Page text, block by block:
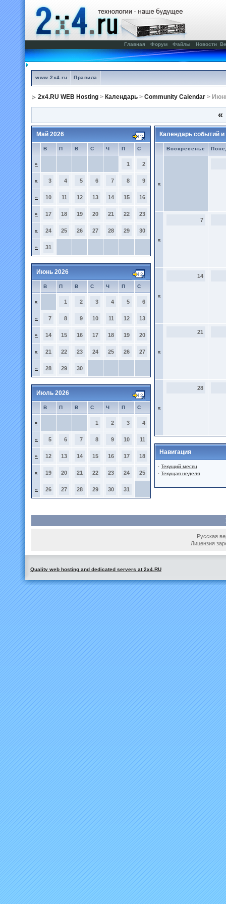
Главная Форум Файлы Новости
www.2x4.ru Правила
2x4.RU WEB Hosting > Календарь > Community Calendar >
«
Май 2026
В П В С Ч П С
» 1 2
» 3 4 5 6 7 8 9
» 10 11 12 13 14 15 16
» 17 18 19 20 21 22 23
» 24 25 26 27 28 29 30
» 31
Июнь 2026
В П В С Ч П С
» 1 2 3 4 5 6
» 7 8 9 10 11 12 13
» 14 15 16 17 18 19 20
» 21 22 23 24 25 26 27
» 28 29 30
Июль 2026
В П В С Ч П С
» 1 2 3 4
» 5 6 7 8 9 10 11
» 12 13 14 15 16 17 18
» 19 20 21 22 23 24 25
» 26 27 28 29 30 31
Календарь событий
Воскресенье
»
»
7
»
14
»
21
»
28
Навигация
· Текущий месяц
· Текущая неделя
Русская
Лицензия
Quality web hosting and dedicated servers at 2x4.RU